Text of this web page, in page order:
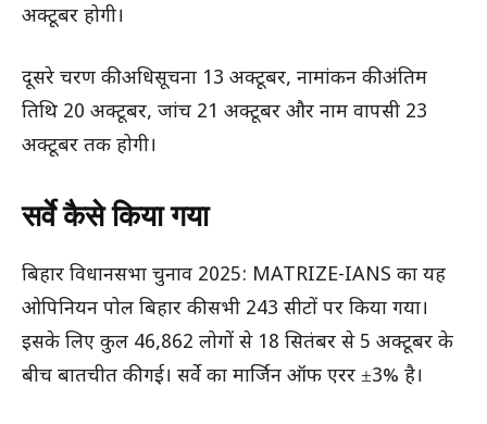
अक्टूबर होगी।
दूसरे चरण की अधिसूचना 13 अक्टूबर, नामांकन की अंतिम
तिथि 20 अक्टूबर, जांच 21 अक्टूबर और नाम वापसी 23
अक्टूबर तक होगी।
सर्वे कैसे किया गया
बिहार विधानसभा चुनाव 2025: MATRIZE-IANS का यह
ओपिनियन पोल बिहार की सभी 243 सीटों पर किया गया।
इसके लिए कुल 46,862 लोगों से 18 सितंबर से 5 अक्टूबर के
बीच बातचीत की गई। सर्वे का मार्जिन ऑफ एरर ±3% है।